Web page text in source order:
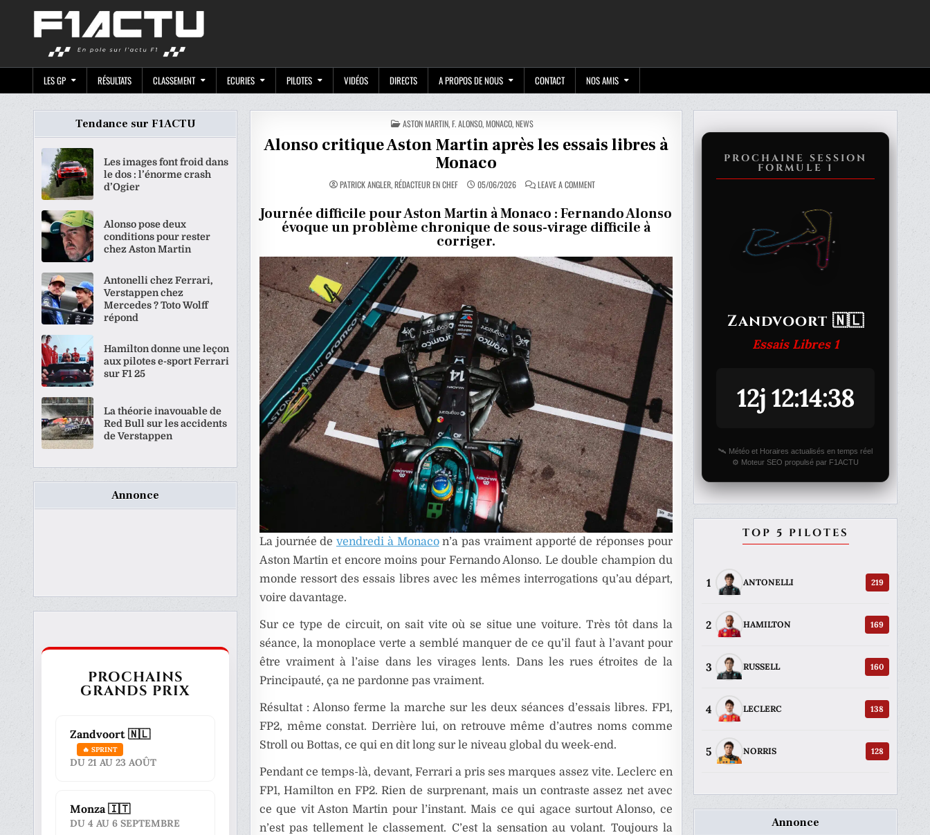
LES GP RÉSULTATS CLASSEMENT ECURIES PILOTES VIDÉOS DIRECTS A PROPOS DE NOUS CONTACT NOS AMIS
POSTED
IN
ASTON MARTIN,F. ALONSO,MONACO,NEWS
Alonso critique Aston Martin après les essais libres à
Monaco
PATRICK ANGLER, RÉDACTEUR EN CHEF 05/06/2026 LEAVE A COMMENTON
ASTON
MARTIN
APRÈS
LES
À
MONACO
Journée difficile pour Aston Martin à Monaco : Fernando Alonso
évoque un problème chronique de sous-virage difficile à
corriger.
La journée de vendredi à Monacon’a pas vraiment apporté de réponses pour
Aston Martin et encore moins pour Fernando Alonso. Le double champion du
monde ressort des essais libres avec les mêmes interrogations qu’au départ,
voire davantage.
Sur ce type de circuit, on sait vite où se situe une voiture. Très tôt dans la
séance, la monoplace verte a semblé manquer de ce qu’il faut à l’avant pour
être vraiment à l’aise dans les virages lents. Dans les rues étroites de la
Principauté, ça ne pardonne pas vraiment.
Résultat : Alonso ferme la marche sur les deux séances d’essais libres. FP1,
FP2, même constat. Derrière lui, on retrouve même d’autres noms comme
Stroll ou Bottas, ce qui en dit long sur le niveau global du week-end.
Pendant ce temps-là, devant, Ferrari a pris ses marques assez vite. Leclerc en
FP1, Hamilton en FP2. Rien de surprenant, mais un contraste assez net avec
ce que vit Aston Martin pour l’instant. Mais ce qui agace surtout Alonso, ce
n’est pas tellement le classement. C’est la sensation au volant. Toujours la
Tendance sur F1ACTU
Les images font froid dans
le dos : l’énorme crash
d’Ogier
Alonso pose deux
conditions pour rester
chez Aston Martin
Antonelli chez Ferrari,
Verstappen chez
Mercedes ? Toto Wolff
répond
Hamilton donne une leçon
aux pilotes e-sport Ferrari
sur F1 25
La théorie inavouable de
Red Bull sur les accidents
de Verstappen
Annonce
PROCHAINS
GRANDS PRIX
Zandvoort 🇳🇱
🔥 SPRINT
DU 21 AU 23 AOÛT
Monza 🇮🇹
DU 4 AU 6 SEPTEMBRE
PROCHAINE SESSION
FORMULE 1
Zandvoort 🇳🇱
Essais Libres 1
12j 12:14:38
🛰️ Météo et Horaires actualisés en temps réel
⚙️ Moteur SEO propulsé par F1ACTU
TOP 5 PILOTES
1 ANTONELLI 219
2 HAMILTON 169
3 RUSSELL 160
4 LECLERC 138
5 NORRIS 128
Annonce